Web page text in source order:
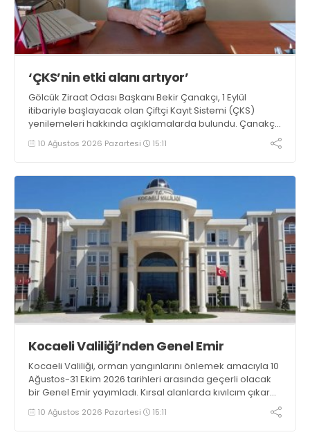
‘ÇKS’nin etki alanı artıyor’
Gölcük Ziraat Odası Başkanı Bekir Çanakçı, 1 Eylül
itibariyle başlayacak olan Çiftçi Kayıt Sistemi (ÇKS)
yenilemeleri hakkında açıklamalarda bulundu. Çanakçı,
“Çiftçi Kayıt Sistemi formatı, yaygınlaşması ve etki alanı
her yıl artarak devam etmektedir” dedi
10 Ağustos 2026 Pazartesi 15:11
Kocaeli Valiliği’nden Genel Emir
Kocaeli Valiliği, orman yangınlarını önlemek amacıyla 10
Ağustos-31 Ekim 2026 tarihleri arasında geçerli olacak
bir Genel Emir yayımladı. Kırsal alanlarda kıvılcım çıkaran
makine kullanacak kişilerin önceden kolluk kuvvetlerine
bildirim yapması ve yanlarında 6 kilogramlık yangın tüpü
10 Ağustos 2026 Pazartesi 15:11